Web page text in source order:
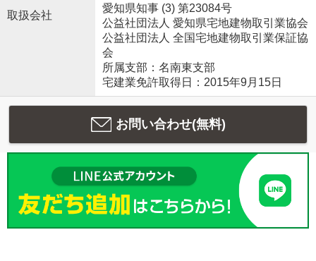
取扱会社
愛知県知事 (3) 第23084号
公益社団法人 愛知県宅地建物取引業協会
公益社団法人 全国宅地建物取引業保証協
会
所属支部：名南東支部
宅建業免許取得日：2015年9月15日
お問い合わせ(無料)